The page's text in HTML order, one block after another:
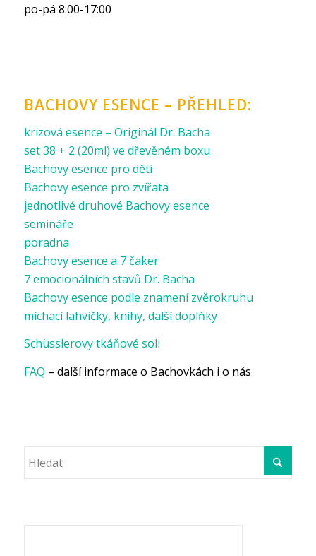
po-pá 8:00-17:00
BACHOVY ESENCE – PŘEHLED:
krizová esence – Originál Dr. Bacha
set 38 + 2 (20ml) ve dřevěném boxu
Bachovy esence pro děti
Bachovy esence pro zvířata
jednotlivé druhové Bachovy esence
semináře
poradna
Bachovy esence a 7 čaker
7 emocionálních stavů Dr. Bacha
Bachovy esence podle znamení zvěrokruhu
míchací lahvičky, knihy, další doplňky
Schüsslerovy tkáňové soli
FAQ – další informace o Bachovkách i o nás